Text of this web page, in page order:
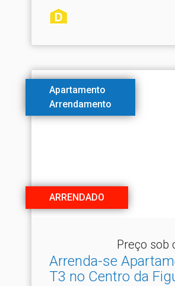
Apartamento
Arrendamento
ARRENDADO
Preço sob
Arrenda-se
T3 no Centro da